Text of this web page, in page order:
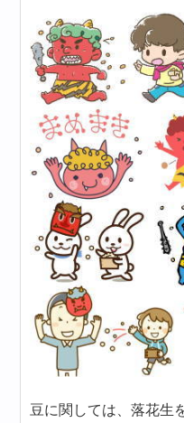
豆に関しては、落花生